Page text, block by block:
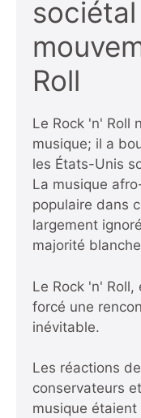
Roll
Le Rock 'n' Roll
musique; il a
les États-Unis
La musique
populaire dans
largement
majorité
Le Rock 'n'
forcé une
inévitable.
Les réactions
conservateurs
musique